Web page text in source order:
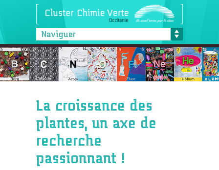
Naviguer
La croissance des
plantes, un axe de
recherche
passionnant !